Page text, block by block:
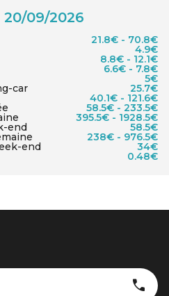
09/2026
21.8€ - 70.8€
4.9€
8.8€ - 12.1€
6.6€ - 7.8€
5€
car 25.7€
40.1€ - 121.6€
58.5€ - 233.5€
395.5€ - 1928.5€
end 58.5€
238€ - 976.5€
end 34€
0.48€